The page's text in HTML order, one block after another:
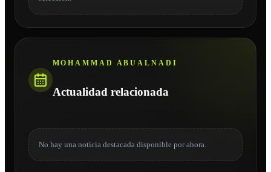
MOHAMMAD ABUALNADI
Actualidad relacionada
No hay una noticia destacada disponible por ahora.